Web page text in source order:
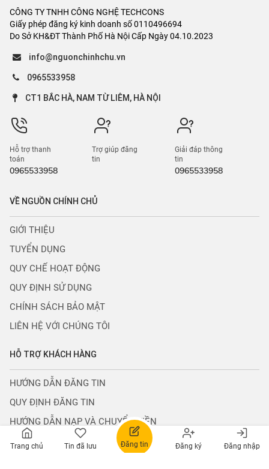
CÔNG TY TNHH CÔNG NGHỆ TECHCONS
Do Sở KH&ĐT Thành Phố Hà Nội Cấp Ngày 04.10.2023
info@nguonchinhchu.vn
0965533958
CT1 BẮC HÀ, NAM TỪ LIÊM, HÀ NỘI
Hỗ trợ thanh
0965533958
Giải đáp thông
VỀ NGUỒN CHÍNH CHỦ
GIỚI THIỆU
TUYỂN DỤNG
QUY CHẾ HOẠT ĐỘNG
QUY ĐỊNH SỬ DỤNG
CHÍNH SÁCH BẢO MẬT
LIÊN HỆ VỚI CHÚNG TÔI
HỖ TRỢ KHÁCH HÀNG
HƯỚNG DẪN ĐĂNG TIN
QUY ĐỊNH ĐĂNG TIN
HƯỚNG DẪN NẠP VÀ CHUYỂN TIỀN
Trang chủ Tin đã lưu Đăng tin Đăng ký Đăng nhập